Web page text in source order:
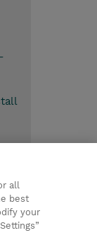
- RSE
all
best
your